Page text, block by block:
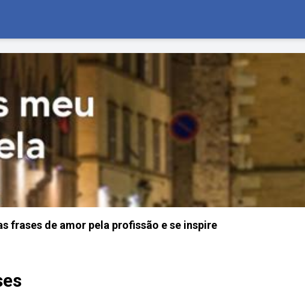
frases de amor pela profissão e se inspire